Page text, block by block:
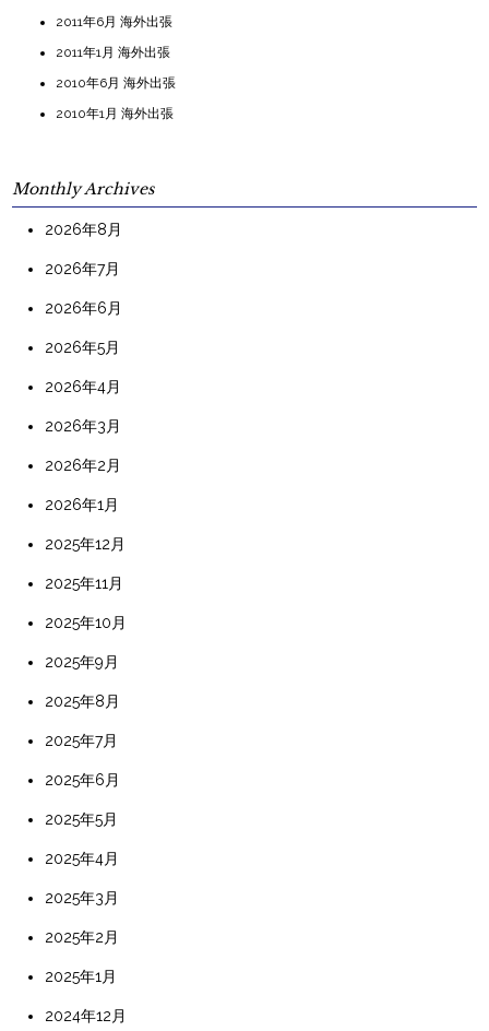
2011年6月 海外出張
2011年1月 海外出張
2010年6月 海外出張
2010年1月 海外出張
Monthly Archives
2026年8月
2026年7月
2026年6月
2026年5月
2026年4月
2026年3月
2026年2月
2026年1月
2025年12月
2025年11月
2025年10月
2025年9月
2025年8月
2025年7月
2025年6月
2025年5月
2025年4月
2025年3月
2025年2月
2025年1月
2024年12月